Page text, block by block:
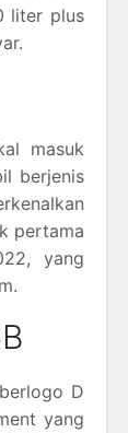
liter plus
masuk
berjenis
pertama
yang
D
yang